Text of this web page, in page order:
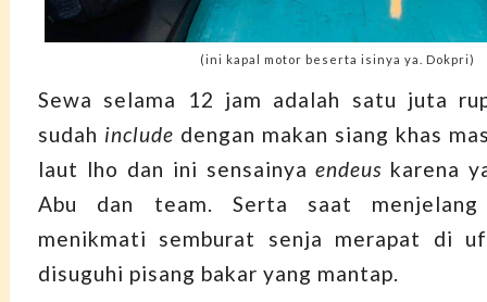
(ini kapal motor beserta isinya ya. Dokpri)
Sewa selama 12 jam adalah satu juta
sudah include dengan makan siang khas
laut lho dan ini sensainyaendeus karena
Abu dan team. Serta saat
menikmati semburat senja merapat di
disuguhi pisang bakar yang mantap.